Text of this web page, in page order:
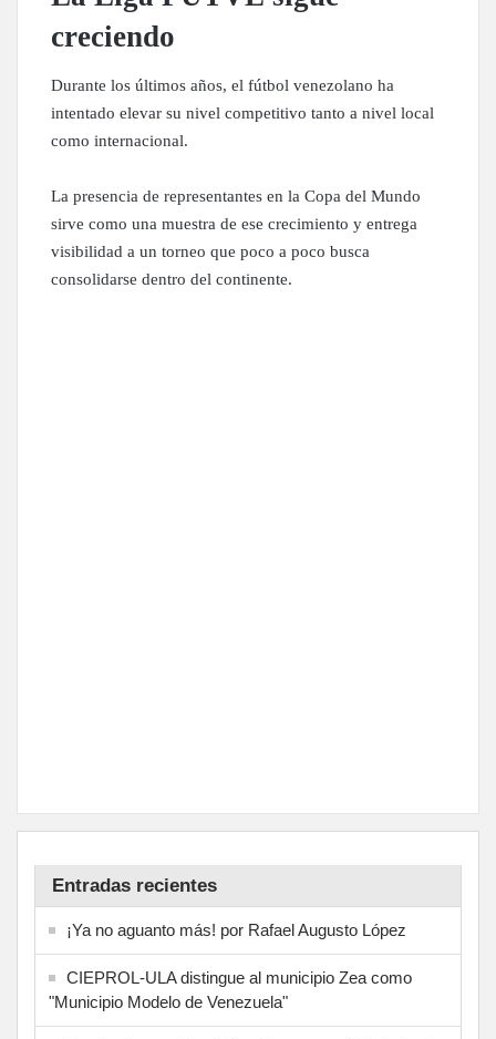
creciendo
Durante los últimos años, el fútbol venezolano ha
intentado elevar su nivel competitivo tanto a nivel local
como internacional.
La presencia de representantes en la Copa del Mundo
sirve como una muestra de ese crecimiento y entrega
visibilidad a un torneo que poco a poco busca
consolidarse dentro del continente.
Entradas recientes
¡Ya no aguanto más! por Rafael Augusto López
CIEPROL-ULA distingue al municipio Zea como
"Municipio Modelo de Venezuela"